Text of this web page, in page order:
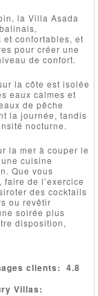
la Villa Asada
et confortables, et
pour créer une
de confort.
la côte est isolée
eaux calmes et
de pêche
la journée, tandis
nocturne.
la mer à couper le
cuisine
Que vous
de l’exercice
des cocktails
ou revêtir
soirée plus
disposition,
clients: 4.8
Villas: